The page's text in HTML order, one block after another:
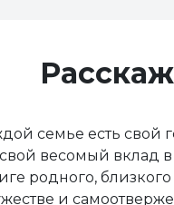
семье есть свой
весомый вклад
родного,
и